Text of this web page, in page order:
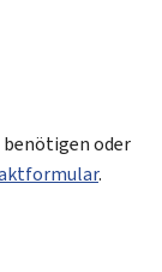
benötigen oder
.